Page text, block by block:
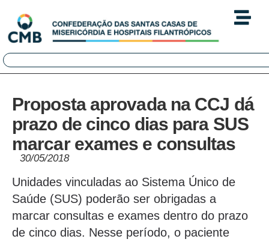
Proposta aprovada na CCJ dá
prazo de cinco dias para SUS
marcar exames e consultas
30/05/2018
Unidades vinculadas ao Sistema Único de
Saúde (SUS) poderão ser obrigadas a
marcar consultas e exames dentro do prazo
de cinco dias. Nesse período, o paciente